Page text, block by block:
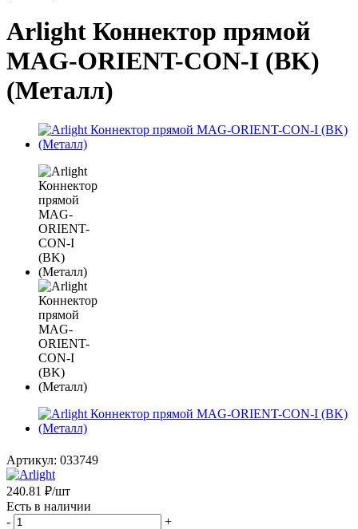
Arlight Коннектор прямой
MAG-ORIENT-CON-I (BK)
(Металл)
Артикул: 033749
240.81 ₽/шт
Есть в наличии
-
+